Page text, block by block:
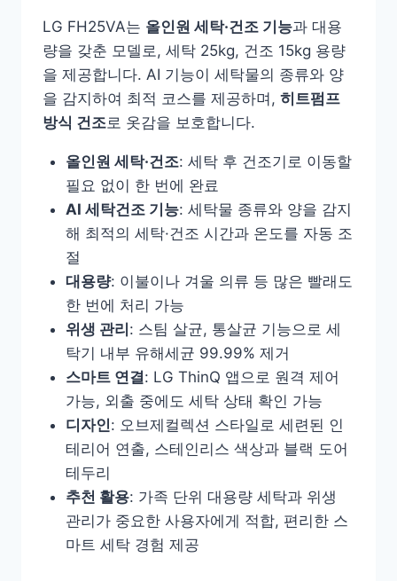
LG FH25VA는 올인원 세탁·건조 기능과 대용
량을 갖춘 모델로, 세탁 25kg, 건조 15kg 용량
을 제공합니다. AI 기능이 세탁물의 종류와 양
을 감지하여 최적 코스를 제공하며, 히트펌프
방식 건조로 옷감을 보호합니다.
올인원 세탁·건조: 세탁 후 건조기로 이동할
필요 없이 한 번에 완료
AI 세탁건조 기능: 세탁물 종류와 양을 감지
해 최적의 세탁·건조 시간과 온도를 자동 조
절
대용량: 이불이나 겨울 의류 등 많은 빨래도
한 번에 처리 가능
위생 관리 : 스팀 살균, 통살균 기능으로 세
탁기 내부 유해세균 99.99% 제거
스마트 연결: LG ThinQ 앱으로 원격 제어
가능, 외출 중에도 세탁 상태 확인 가능
디자인: 오브제컬렉션 스타일로 세련된 인
테리어 연출, 스테인리스 색상과 블랙 도어
테두리
추천 활용: 가족 단위 대용량 세탁과 위생
관리가 중요한 사용자에게 적합, 편리한 스
마트 세탁 경험 제공